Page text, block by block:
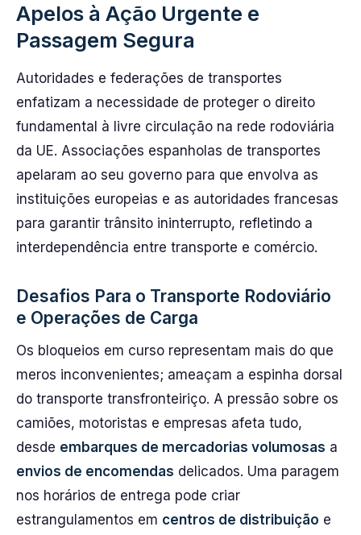
Apelos à Ação Urgente e
Passagem Segura
Autoridades e federações de transportes
enfatizam a necessidade de proteger o direito
fundamental à livre circulação na rede rodoviária
da UE. Associações espanholas de transportes
apelaram ao seu governo para que envolva as
instituições europeias e as autoridades francesas
para garantir trânsito ininterrupto, refletindo a
interdependência entre transporte e comércio.
Desafios Para o Transporte Rodoviário
e Operações de Carga
Os bloqueios em curso representam mais do que
meros inconvenientes; ameaçam a espinha dorsal
do transporte transfronteiriço. A pressão sobre os
camiões, motoristas e empresas afeta tudo,
desde embarques de mercadorias volumosas a
envios de encomendas delicados. Uma paragem
nos horários de entrega pode criar
estrangulamentos em centros de distribuição e